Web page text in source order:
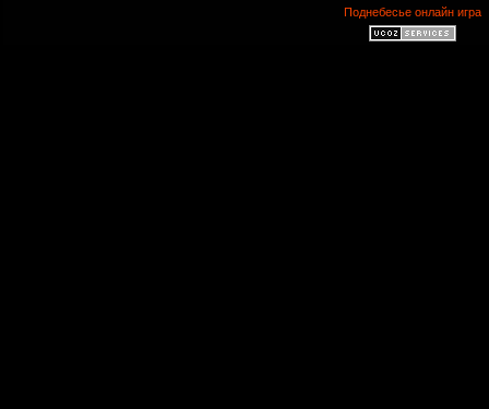
Поднебесье онлайн игра